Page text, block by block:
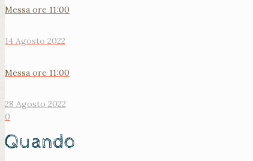
Messa ore 11:00
14 Agosto 2022
Messa ore 11:00
28 Agosto 2022
0
Quando